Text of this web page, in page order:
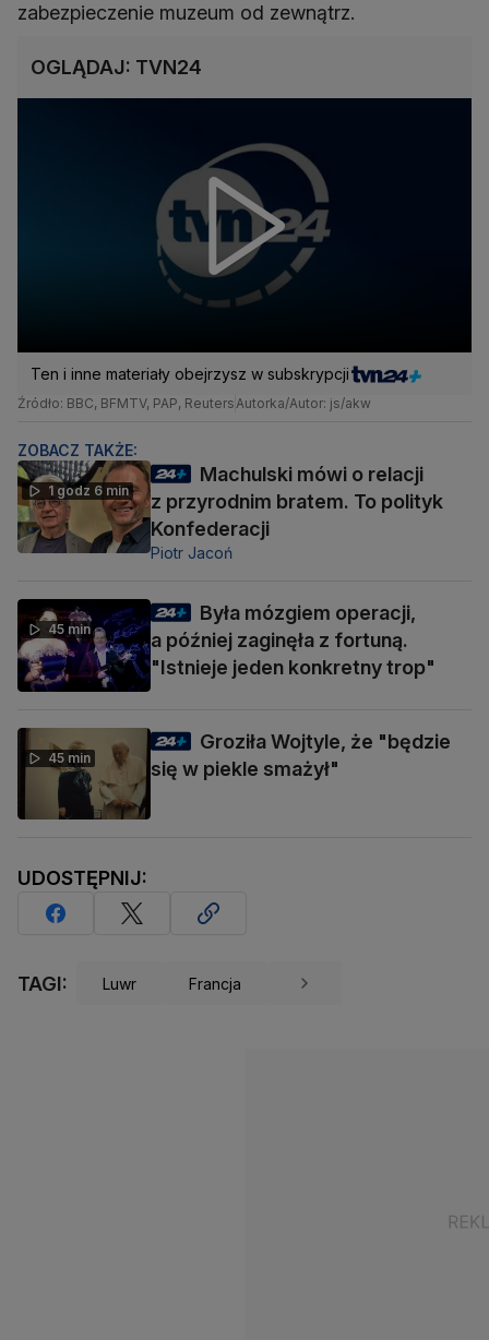
zabezpieczenie muzeum od zewnątrz.
OGLĄDAJ: TVN24
Ten i inne materiały obejrzysz w subskrypcji
Źródło: BBC, BFMTV, PAP, ReutersAutorka/Autor: js/akw
ZOBACZ TAKŻE:
1 godz 6 min
Machulski mówi o relacji
z przyrodnim bratem. To polityk
Konfederacji
Piotr Jacoń
45 min
Była mózgiem operacji,
a później zaginęła z fortuną.
"Istnieje jeden konkretny trop"
45 min
Groziła Wojtyle, że "będzie
się w piekle smażył"
UDOSTĘPNIJ:
TAGI: Luwr Francja